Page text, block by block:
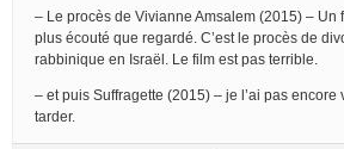
– Le procès de Vivianne Amsalem (2015) – Un
plus écouté que regardé. C’est le procès de
rabbinique en Israël. Le film est pas terrible.
– et puis Suffragette (2015) – je l’ai pas encore
tarder.